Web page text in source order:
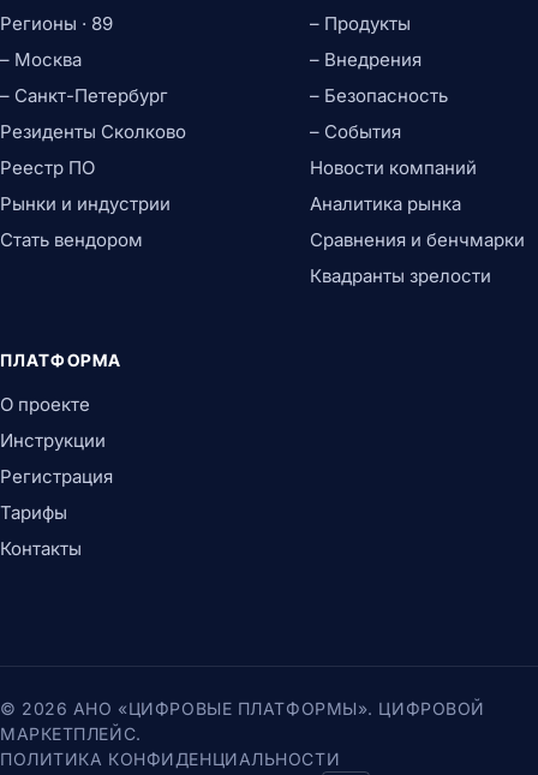
Регионы · 89
– Москва
– Санкт-Петербург
Резиденты Сколково
Реестр ПО
Рынки и индустрии
Стать вендором
– Продукты
– Внедрения
– Безопасность
– События
Новости компаний
Аналитика рынка
Сравнения и бенчмарки
Квадранты зрелости
ПЛАТФОРМА
О проекте
Инструкции
Регистрация
Тарифы
Контакты
© 2026 АНО «ЦИФРОВЫЕ ПЛАТФОРМЫ». ЦИФРОВОЙ
МАРКЕТПЛЕЙС.
ПОЛИТИКА КОНФИДЕНЦИАЛЬНОСТИ